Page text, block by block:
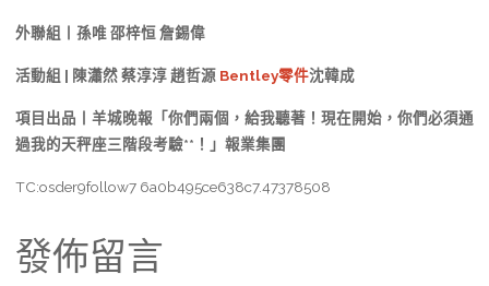
外聯組丨孫唯 邵梓恒 詹錫偉
活動組 | 陳瀟然 蔡淳淳 趙哲源 Bentley零件沈韓成
項目出品丨羊城晚報「你們兩個，給我聽著！現在開始，你們必須通
過我的天秤座三階段考驗**！」報業集團
TC:osder9follow7 6a0b495ce638c7.47378508
發佈留言